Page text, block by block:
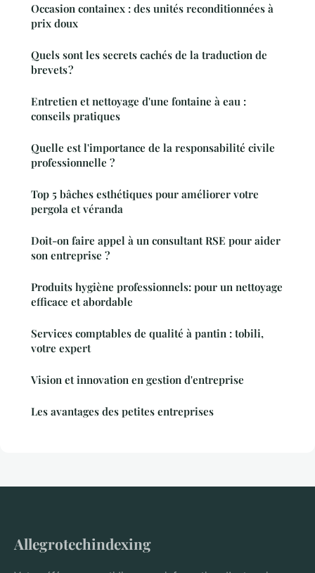
Occasion containex : des unités reconditionnées à
prix doux
Quels sont les secrets cachés de la traduction de
brevets ?
Entretien et nettoyage d'une fontaine à eau :
conseils pratiques
Quelle est l'importance de la responsabilité civile
professionnelle ?
Top 5 bâches esthétiques pour améliorer votre
pergola et véranda
Doit-on faire appel à un consultant RSE pour aider
son entreprise ?
Produits hygiène professionnels: pour un nettoyage
efficace et abordable
Services comptables de qualité à pantin : tobili,
votre expert
Vision et innovation en gestion d'entreprise
Les avantages des petites entreprises
Allegrotechindexing